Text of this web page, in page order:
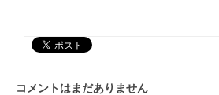
コメントはまだありません